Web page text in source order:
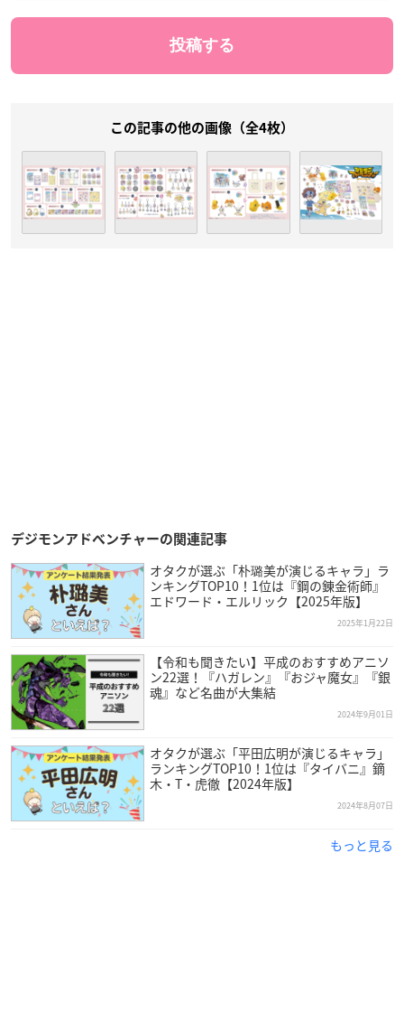
この記事の他の画像（全4枚）
デジモンアドベンチャーの関連記事
オタクが選ぶ「朴璐美が演じるキャラ」ラ
ンキングTOP10！1位は『鋼の錬金術師』
エドワード・エルリック【2025年版】
2025年1月22日
【令和も聞きたい】平成のおすすめアニソ
ン22選！『ハガレン』『おジャ魔女』『銀
魂』など名曲が大集結
2024年9月01日
オタクが選ぶ「平田広明が演じるキャラ」
ランキングTOP10！1位は『タイバニ』鏑
木・T・虎徹【2024年版】
2024年8月07日
もっと見る